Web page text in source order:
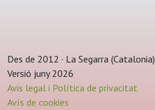
Des de 2012 · La Segarra (Catalonia)
Versió juny 2026
Avis legal i Política de privacitat
Avís de cookies